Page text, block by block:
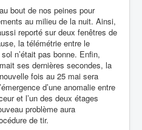
bout de nos peines pour
au milieu de la nuit. Ainsi,
reporté sur deux fenêtres de
la télémétrie entre le
n’était pas bonne. Enfin,
ses dernières secondes, la
fois au 25 mai sera
d’une anomalie entre
et l’un des deux étages
problème aura
de tir.